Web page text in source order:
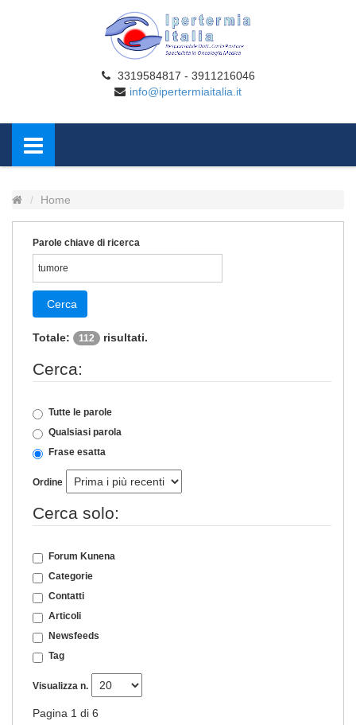
3319584817 - 3911216046
info@ipertermiaitalia.it
Home
Parole chiave di ricerca
Cerca
Totale: 112 risultati.
Cerca:
Tutte le parole
Qualsiasi parola
Frase esatta
Ordine
Cerca solo:
Forum Kunena
Categorie
Contatti
Articoli
Newsfeeds
Tag
Visualizza n.
Pagina 1 di 6